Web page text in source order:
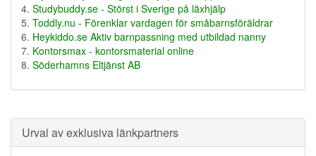
Studybuddy.se - Störst i Sverige på läxhjälp
Toddly.nu - Förenklar vardagen för småbarnsföräldrar
Heykiddo.se Aktiv barnpassning med utbildad nanny
Kontorsmax - kontorsmaterial online
Söderhamns Eltjänst AB
Urval av exklusiva länkpartners